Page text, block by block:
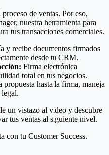
de ventas. Por eso,
nuestra herramienta para
tus transacciones comerciales.
y recibe documentos firmados
desde tu CRM.
Firma electrónica
total en tus negocios.
propuesta hasta la firma, maneja
un vistazo al vídeo y descubre
tus ventas al siguiente nivel.
con tu Customer Success.